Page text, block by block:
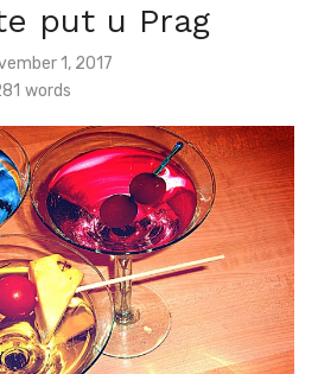
put u Prag
1, 2017
words